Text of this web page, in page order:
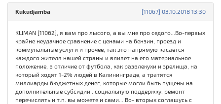
[11067] 03.10.2018 13:30
Kukudjamba
KLIMAN [11062], я вам про лысого, а вы мне про седого...Во-первых
крайне неудачное сравнение с ценами на бензин, проезд и
коммунальные услуги и прочее, так это напрямую касается
каждого жителя нашей страны и влияет на его материальное
положение, в отличие от футбола, как развлекухи и зрелища, на
который ходят 1-2% людей в Калининграде, а тратятся
миллиарды бюджетных денег, которые могли быть пущены на
дополнительные субсидии . социальную поддержку, ремонт
перечислять и т.п. вы можете и сами... Во- вторых соглашусь с